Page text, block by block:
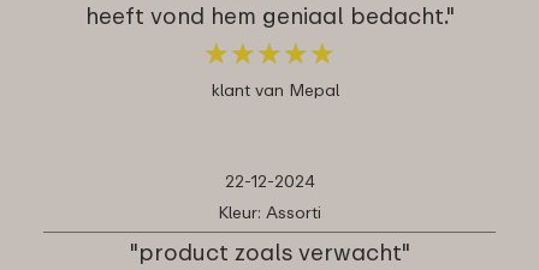
heeft vond hem geniaal bedacht."
★★★★★
★★★★★
klant van Mepal
22-12-2024
Kleur: Assorti
"product zoals verwacht"